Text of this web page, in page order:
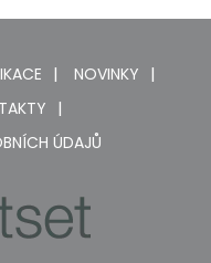
NOVINKY
ÚDAJŮ